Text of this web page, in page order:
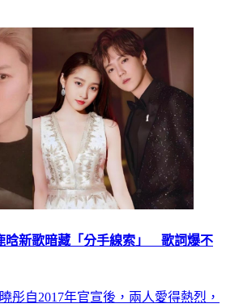
晗新歌暗藏「分手線索」 歌詞爆不
彤自2017年官宣後，兩人愛得熱烈，